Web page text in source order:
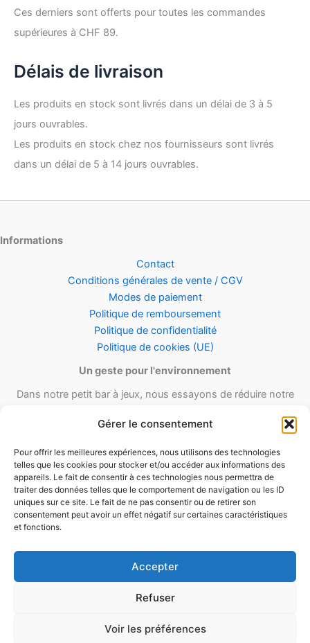
Gérer le consentement
Pour offrir les meilleures expériences, nous utilisons des technologies
telles que les cookies pour stocker et/ou accéder aux informations des
appareils. Le fait de consentir à ces technologies nous permettra de
traiter des données telles que le comportement de navigation ou les ID
uniques sur ce site. Le fait de ne pas consentir ou de retirer son
consentement peut avoir un effet négatif sur certaines caractéristiques
et fonctions.
Accepter
Refuser
Voir les préférences
Ces derniers sont offerts pour toutes les commandes
supérieures à CHF 89.
Délais de livraison
Les produits en stock sont livrés dans un délai de 3 à 5
jours ouvrables.
Les produits en stock chez nos fournisseurs sont livrés
dans un délai de 5 à 14 jours ouvrables.
Informations
Contact
Conditions générales de vente / CGV
Modes de paiement
Politique de remboursement
Politique de confidentialité
Politique de cookies (UE)
Un geste pour l'environnement
Dans notre petit bar à jeux, nous essayons de réduire notre
réutilisable ainsi qu’un minimum de matériel d’emballage lors de